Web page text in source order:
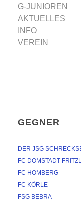
G-JUNIOREN
AKTUELLES
INFO
VEREIN
GEGNER
DER JSG
FC DOMSTADT
FC HOMBERG
FC KÖRLE
FSG BEBRA